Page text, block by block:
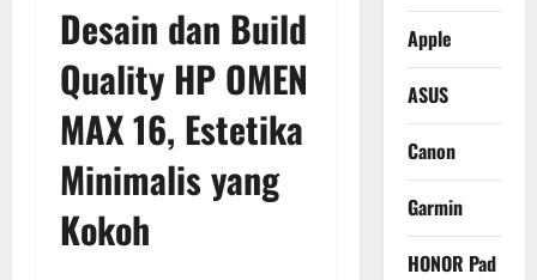
Desain dan Build
Quality HP OMEN
MAX 16, Estetika
Minimalis yang
Kokoh
Apple
ASUS
Canon
Garmin
HONOR Pad